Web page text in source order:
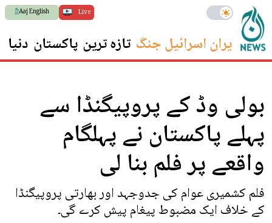
Live
Aaj English
ایران اسرائیل جنگ تازہ ترین پاکستان دنیا
بولی وڈ کے پروپیگنڈا سے
پہلے پاکستان نے پہلگام
واقعے پر فلم بنا لی
فلم کشمیری عوام کی جدوجہد اور بھارتی پروپیگنڈا
کے خلاف ایک مضبوط پیغام پیش کرے گی۔